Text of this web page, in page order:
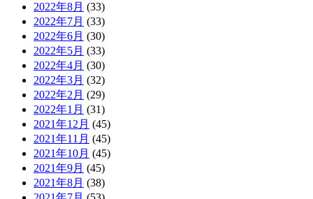
2022年8月 (33)
2022年7月 (33)
2022年6月 (30)
2022年5月 (33)
2022年4月 (30)
2022年3月 (32)
2022年2月 (29)
2022年1月 (31)
2021年12月 (45)
2021年11月 (45)
2021年10月 (45)
2021年9月 (45)
2021年8月 (38)